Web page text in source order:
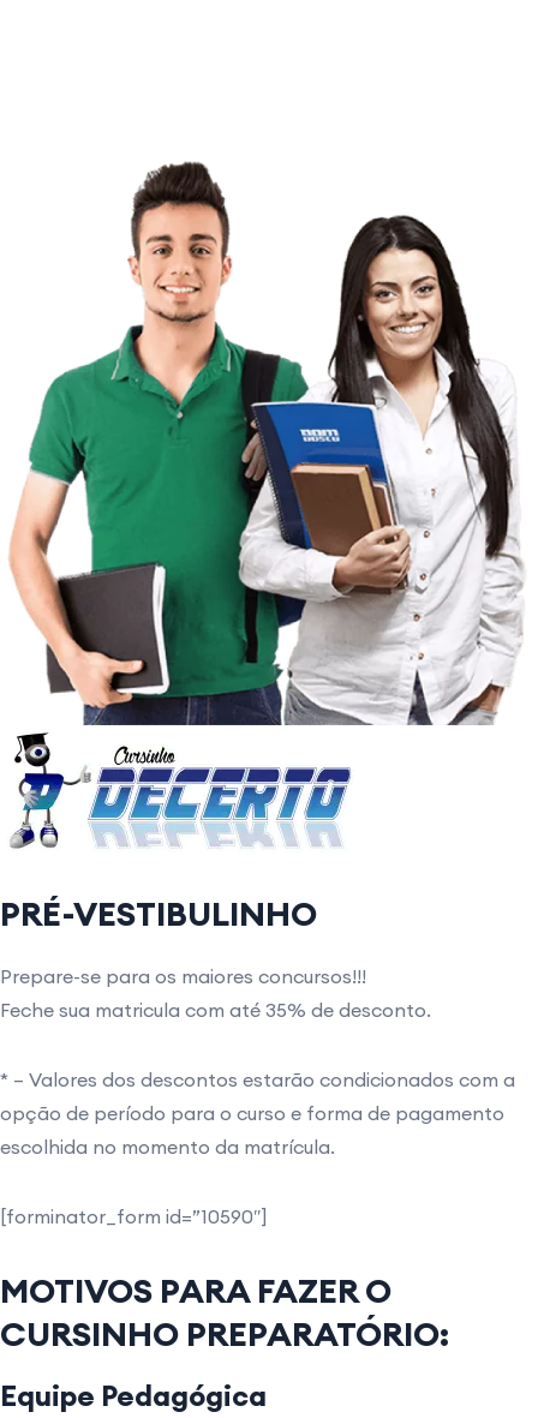
PRÉ-VESTIBULINHO
Prepare-se para os maiores concursos!!!
Feche sua matricula com até 35% de desconto.
* – Valores dos descontos estarão condicionados com a
opção de período para o curso e forma de pagamento
escolhida no momento da matrícula.
[forminator_form id=”10590″]
MOTIVOS PARA FAZER O
CURSINHO PREPARATÓRIO:
Equipe Pedagógica